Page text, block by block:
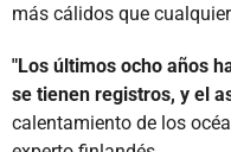
más cálidos que
"Los últimos ocho años
se tienen registros, y el
calentamiento de los